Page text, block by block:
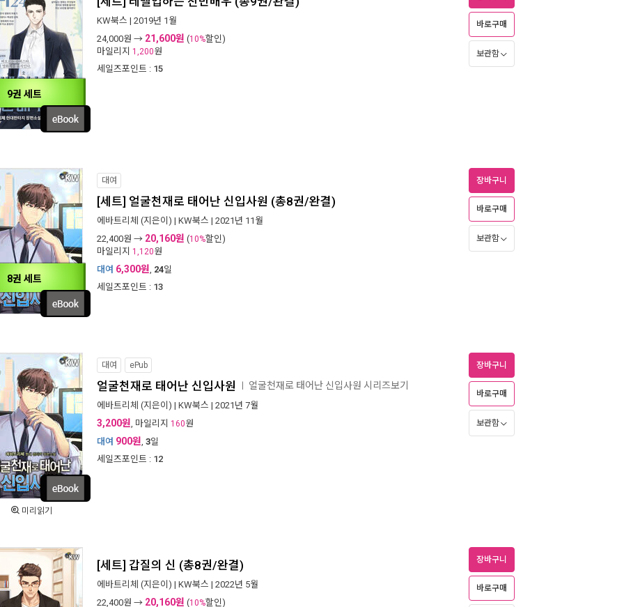
9권 세트
KW북스 | 2019년 1월
24,000원 → 21,600원 (10%할인)
마일리지 1,200원
세일즈포인트 : 15
바로구매
보관함
8권 세트
대여
[세트] 얼굴천재로 태어난 신입사원 (총8권/완결)
에바트리체 (지은이) | KW북스 | 2021년 11월
22,400원 → 20,160원 (10%할인)
마일리지 1,120원
대여 6,300원, 24일
세일즈포인트 : 13
장바구니
바로구매
보관함
미리읽기
대여 ePub
얼굴천재로 태어난 신입사원 얼굴천재로 태어난 신입사원 시리즈보기
에바트리체 (지은이) | KW북스 | 2021년 7월
3,200원, 마일리지 160원
대여 900원, 3일
세일즈포인트 : 12
장바구니
바로구매
보관함
[세트] 갑질의 신 (총8권/완결)
에바트리체 (지은이) | KW북스 | 2022년 5월
22,400원 → 20,160원 (10%할인)
장바구니
바로구매